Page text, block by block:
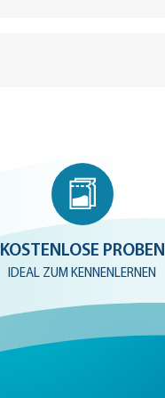
KOSTENLOSE PROBEN
IDEAL ZUM KENNENLERNEN